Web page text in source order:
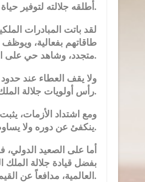
أطلقه جلالته لتوفير حياة كريمة لأبناء شعبه.
لقد باتت المبادرات
طاقاتهم بفعالية،
متجدد، وشاهد حي على التزام لا يعرف التردد في خدمة الوطن وأهله.
ولا يقف العطاء عند
رأس أولويات جلالة الملك، في كل خطاب، وعلى كل منبر.
ومع اشتداد الأزمات،
ينكفئ عن دوره ولا يساوم على مبادئه.
أما على الصعيد
بفضل قيادة جلالة الملك
العالمية، مدافعاً عن القيم النبيلة، وداعماً لكل جهد يرمي إلى إرساء السلام والعدالة.